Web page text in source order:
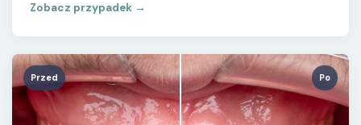
Zobacz przypadek →
Przed Po